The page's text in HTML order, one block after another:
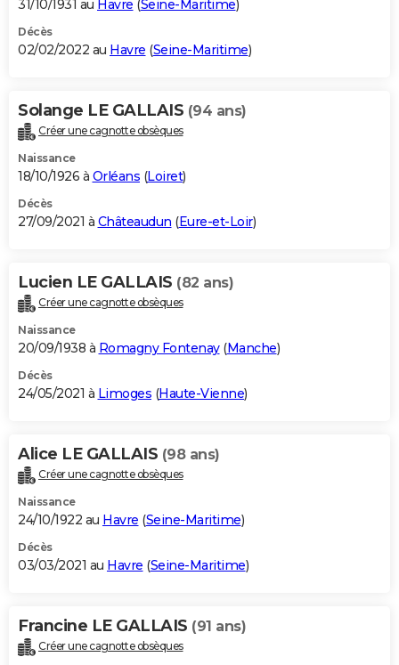
31/10/1931 au Havre (Seine-Maritime)
Décès
02/02/2022 au Havre (Seine-Maritime)
Solange LE GALLAIS (94 ans)
Créer une cagnotte obsèques
Naissance
18/10/1926 à Orléans (Loiret)
Décès
27/09/2021 à Châteaudun (Eure-et-Loir)
Lucien LE GALLAIS (82 ans)
Créer une cagnotte obsèques
Naissance
20/09/1938 à Romagny Fontenay(Manche)
Décès
24/05/2021 à Limoges (Haute-Vienne)
Alice LE GALLAIS (98 ans)
Créer une cagnotte obsèques
Naissance
24/10/1922 au Havre (Seine-Maritime)
Décès
03/03/2021 au Havre (Seine-Maritime)
Francine LE GALLAIS (91 ans)
Créer une cagnotte obsèques